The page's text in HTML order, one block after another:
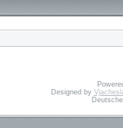
Designed by